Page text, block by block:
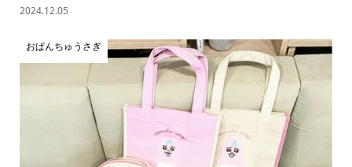
2024.12.05
おぱんちゅうさぎ